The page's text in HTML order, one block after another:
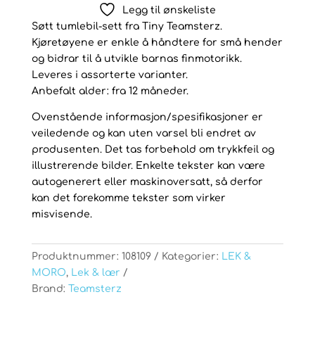
biler
antall
Legg til ønskeliste
Søtt tumlebil-sett fra Tiny Teamsterz.
Kjøretøyene er enkle å håndtere for små hender
og bidrar til å utvikle barnas finmotorikk.
Leveres i assorterte varianter.
Anbefalt alder: fra 12 måneder.
Ovenstående informasjon/spesifikasjoner er
veiledende og kan uten varsel bli endret av
produsenten. Det tas forbehold om trykkfeil og
illustrerende bilder. Enkelte tekster kan være
autogenerert eller maskinoversatt, så derfor
kan det forekomme tekster som virker
misvisende.
Produktnummer: 108109 Kategorier: LEK &
MORO, Lek & lær
Brand: Teamsterz